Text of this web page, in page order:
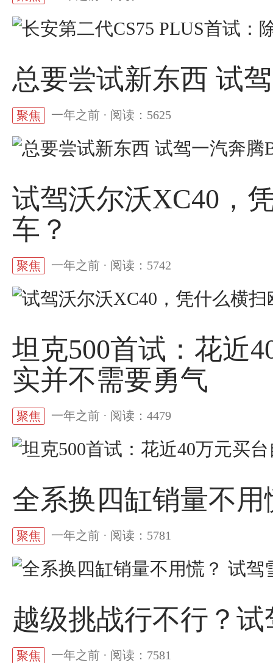
总要尝试新东西 试
聚焦 一年之前 · 阅读：5625
试驾沃尔沃XC40，
车？
聚焦 一年之前 · 阅读：5742
坦克500首试：花近
实并不需要勇气
聚焦 一年之前 · 阅读：4479
全系换四缸销量不
聚焦 一年之前 · 阅读：5781
越级挑战行不行？
聚焦 一年之前 · 阅读：7581